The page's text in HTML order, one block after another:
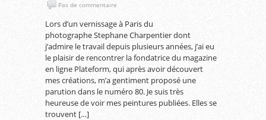
Pas de commentaire
Lors d’un vernissage à Paris du
photographe Stephane Charpentier dont
j’admire le travail depuis plusieurs années, j’ai eu
le plaisir de rencontrer la fondatrice du magazine
en ligne Plateform, qui après avoir découvert
mes créations, m’a gentiment proposé une
parution dans le numéro 80. Je suis très
heureuse de voir mes peintures publiées. Elles se
trouvent […]